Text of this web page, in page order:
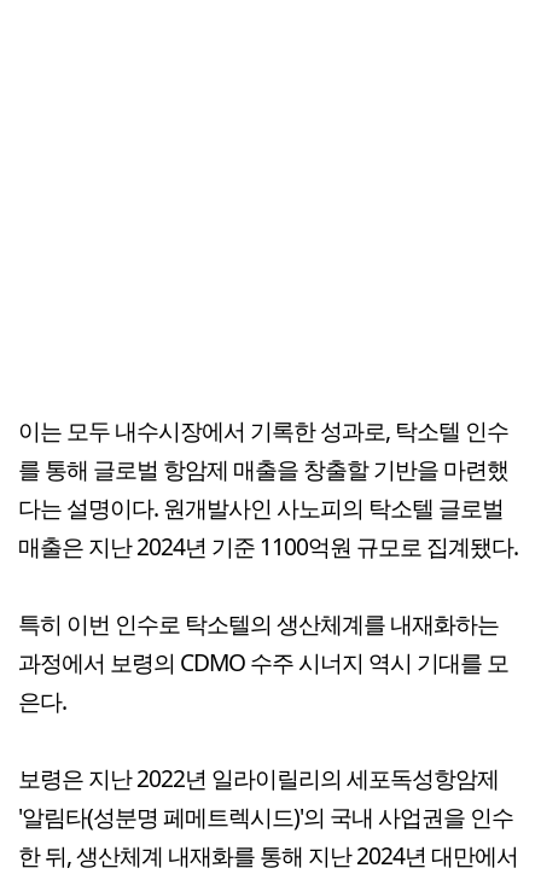
이는 모두 내수시장에서 기록한 성과로, 탁소텔 인수
를 통해 글로벌 항암제 매출을 창출할 기반을 마련했
다는 설명이다. 원개발사인 사노피의 탁소텔 글로벌
매출은 지난 2024년 기준 1100억원 규모로 집계됐다.
특히 이번 인수로 탁소텔의 생산체계를 내재화하는
과정에서 보령의 CDMO 수주 시너지 역시 기대를 모
은다.
보령은 지난 2022년 일라이릴리의 세포독성항암제
'알림타(성분명 페메트렉시드)'의 국내 사업권을 인수
한 뒤, 생산체계 내재화를 통해 지난 2024년 대만에서